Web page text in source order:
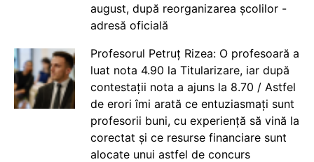
august, după reorganizarea școlilor -
adresă oficială
Profesorul Petruț Rizea: O profesoară a
luat nota 4.90 la Titularizare, iar după
contestații nota a ajuns la 8.70 / Astfel
de erori îmi arată ce entuziasmați sunt
profesorii buni, cu experiență să vină la
corectat și ce resurse financiare sunt
alocate unui astfel de concurs